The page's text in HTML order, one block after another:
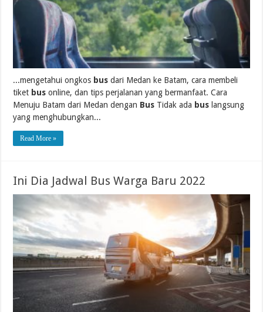
...mengetahui ongkos bus dari Medan ke Batam, cara membeli
tiket bus online, dan tips perjalanan yang bermanfaat. Cara
Menuju Batam dari Medan dengan Bus Tidak ada bus langsung
yang menghubungkan...
Read More »
Ini Dia Jadwal Bus Warga Baru 2022